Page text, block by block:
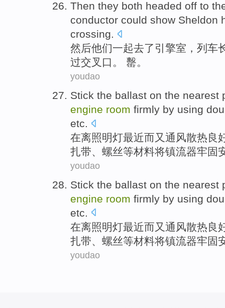
Then they both headed off to
conductor could show Sheldon
crossing.
然后他们一起去了引擎室 ， 列车
过交叉口。 罊。
youdao
Stick the ballast on the nearest
engine room firmly by using
etc.
在离照明灯最近而又通风散热良
扎带、螺丝等材料将镇流器牢固
youdao
Stick the ballast on the nearest
engine room firmly by using
etc
在离照明灯最近而又通风散热良
扎 带、螺丝等材料将镇流器牢固
youdao